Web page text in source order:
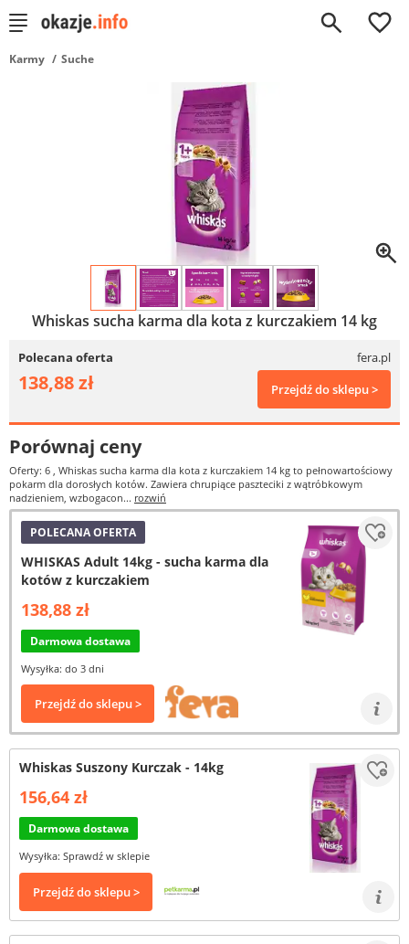
0
Karmy Suche
Whiskas sucha karma dla kota z kurczakiem 14 kg
Polecana oferta fera.pl
138,88 zł Przejdź do sklepu >
Porównaj ceny
Oferty: 6 , Whiskas sucha karma dla kota z kurczakiem 14 kg to pełnowartościowy
pokarm dla dorosłych kotów. Zawiera chrupiące paszteciki z wątróbkowym
nadzieniem, wzbogacon... rozwiń
POLECANA OFERTA
WHISKAS Adult 14kg - sucha karma dla
kotów z kurczakiem
138,88 zł
Darmowa dostawa
Wysyłka: do 3 dni
Przejdź do sklepu >
Whiskas Suszony Kurczak - 14kg
156,64 zł
Darmowa dostawa
Wysyłka: Sprawdź w sklepie
Przejdź do sklepu >